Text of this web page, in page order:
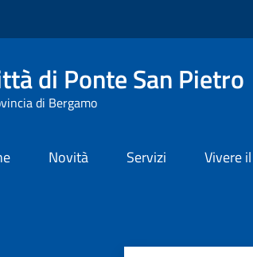
di Ponte San Pietro
di Bergamo
Novità Servizi Vivere